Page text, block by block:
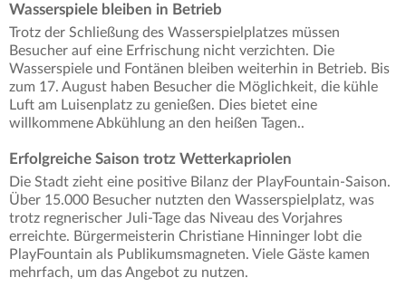
Wasserspiele bleiben in Betrieb
Trotz der Schließung des Wasserspielplatzes müssen
Besucher auf eine Erfrischung nicht verzichten. Die
Wasserspiele und Fontänen bleiben weiterhin in Betrieb. Bis
zum 17. August haben Besucher die Möglichkeit, die kühle
Luft am Luisenplatz zu genießen. Dies bietet eine
willkommene Abkühlung an den heißen Tagen..
Erfolgreiche Saison trotz Wetterkapriolen
Die Stadt zieht eine positive Bilanz der PlayFountain-Saison.
Über 15.000 Besucher nutzten den Wasserspielplatz, was
trotz regnerischer Juli-Tage das Niveau des Vorjahres
erreichte. Bürgermeisterin Christiane Hinninger lobt die
PlayFountain als Publikumsmagneten. Viele Gäste kamen
mehrfach, um das Angebot zu nutzen.